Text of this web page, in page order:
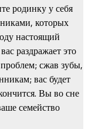
родинку у себя
которых
настоящий
раздражает это
сжав зубы,
вас будет
Вы во сне
семейство